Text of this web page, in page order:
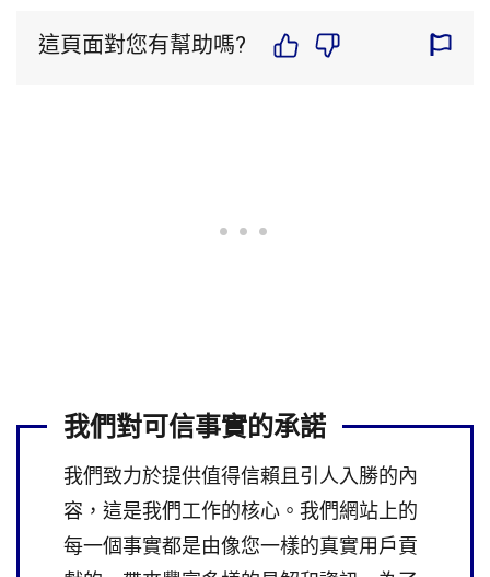
這頁面對您有幫助嗎?
我們對可信事實的承諾
我們致力於提供值得信賴且引人入勝的內
容，這是我們工作的核心。我們網站上的
每一個事實都是由像您一樣的真實用戶貢